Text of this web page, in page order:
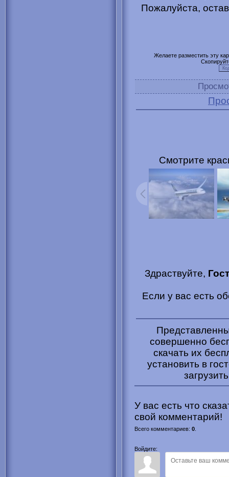
Пожалуйста,
Желаете разместить эту
Смотрите
Здраствуйте,
Если у вас есть
совершенно
скачать их
установить в
У вас есть что
свой комментарий!
Всего комментариев: 0
Войдите: